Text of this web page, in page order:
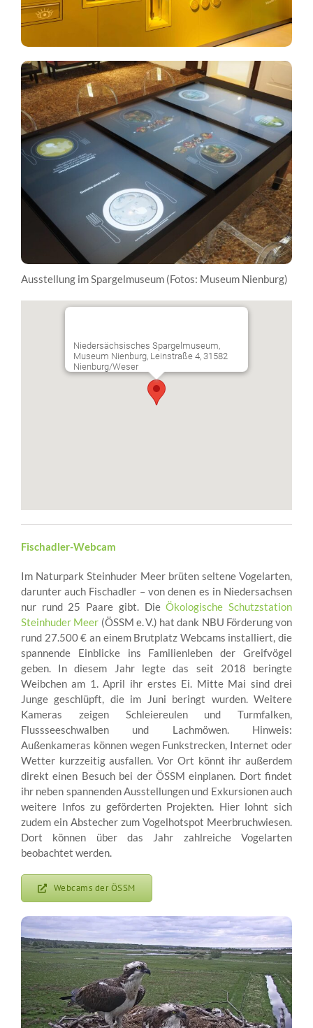
Ausstellung im Spargelmuseum (Fotos: Museum Nienburg)
Niedersächsisches Spargelmuseum,
Museum Nienburg, Leinstraße 4, 31582
Nienburg/Weser
Fischadler-Webcam
Im Naturpark Steinhuder Meer brüten seltene Vogelarten,
darunter auch Fischadler – von denen es in Niedersachsen
nur rund 25 Paare gibt. DieÖkologische Schutzstation
Steinhuder Meer (ÖSSM e. V.) hat dank NBU Förderung von
rund 27.500 € an einem Brutplatz Webcams installiert, die
spannende Einblicke ins Familienleben der Greifvögel
geben. In diesem Jahr legte das seit 2018 beringte
Weibchen am 1. April ihr erstes Ei. Mitte Mai sind drei
Junge geschlüpft, die im Juni beringt wurden. Weitere
Kameras zeigen Schleiereulen und Turmfalken,
Flussseeschwalben und Lachmöwen. Hinweis:
Außenkameras können wegen Funkstrecken, Internet oder
Wetter kurzzeitig ausfallen. Vor Ort könnt ihr außerdem
direkt einen Besuch bei der ÖSSM einplanen. Dort findet
ihr neben spannenden Ausstellungen und Exkursionen auch
weitere Infos zu geförderten Projekten. Hier lohnt sich
zudem ein Abstecher zum Vogelhotspot Meerbruchwiesen.
Dort können über das Jahr zahlreiche Vogelarten
beobachtet werden.
Webcams der ÖSSM